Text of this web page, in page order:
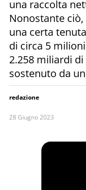
una raccolta
Nonostante
una certa
di circa 5
2.258 miliardi
sostenuto da
redazione
28 Giugno 2023